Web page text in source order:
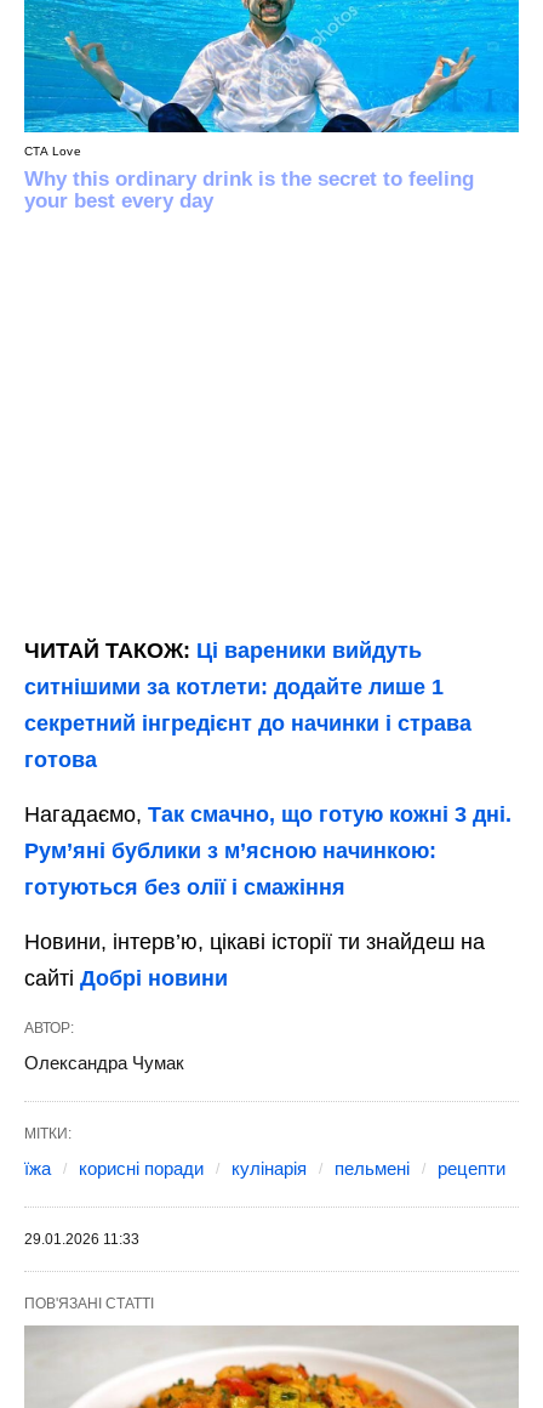
ЧИТАЙ ТАКОЖ: Ці вареники вийдуть
ситнішими за котлети: додайте лише 1
секретний інгредієнт до начинки і страва
готова
Нагадаємо, Так смачно, що готую кожні 3 дні.
Рум’яні бублики з м’ясною начинкою:
готуються без олії і смажіння
Новини, інтерв’ю, цікаві історії ти знайдеш на
сайті Добрі новини
АВТОР:
Олександра Чумак
МІТКИ:
їжа корисні поради кулінарія пельмені рецепти
29.01.2026 11:33
ПОВ'ЯЗАНІ СТАТТІ